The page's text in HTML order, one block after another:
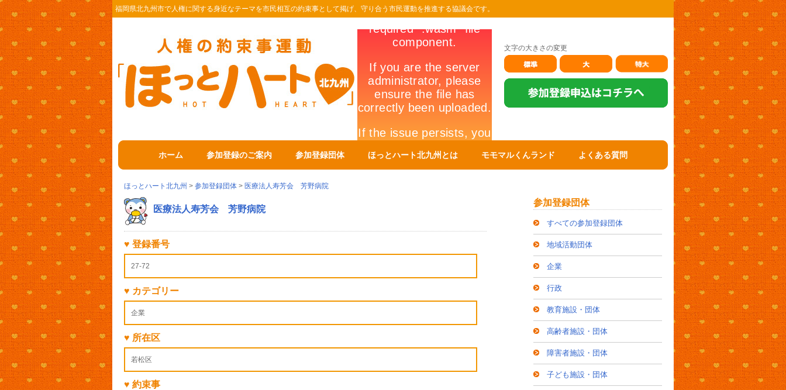
福岡県北九州市で人権に関する身近なテーマを市民相互の約束事として掲げ、守り合う市民運動を推進する協議会です。
文字の大きさの変更
ホーム 参加登録のご案内 参加登録団体 ほっとハート北九州とは モモマルくんランド よくある質問
ほっとハート北九州 > 参加登録団体 > 医療法人寿芳会 芳野病院
医療法人寿芳会 芳野病院
♥ 登録番号
27-72
♥ カテゴリー
企業
♥ 所在区
若松区
♥ 約束事
参加登録団体
すべての参加登録団体
地域活動団体
企業
行政
教育施設・団体
高齢者施設・団体
障害者施設・団体
子ども施設・団体